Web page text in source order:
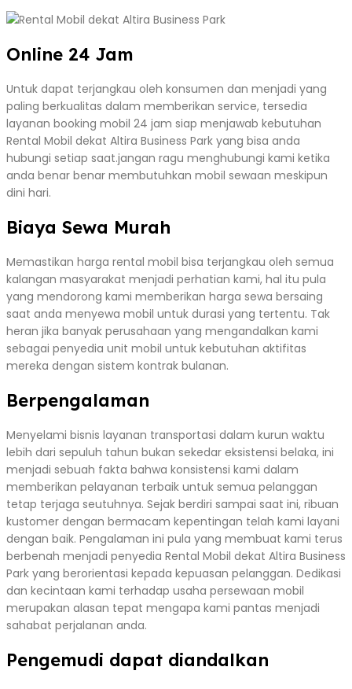
Online 24 Jam
Untuk dapat terjangkau oleh konsumen dan menjadi yang
paling berkualitas dalam memberikan service, tersedia
layanan booking mobil 24 jam siap menjawab kebutuhan
Rental Mobil dekat Altira Business Park yang bisa anda
hubungi setiap saat.jangan ragu menghubungi kami ketika
anda benar benar membutuhkan mobil sewaan meskipun
dini hari.
Biaya Sewa Murah
Memastikan harga rental mobil bisa terjangkau oleh semua
kalangan masyarakat menjadi perhatian kami, hal itu pula
yang mendorong kami memberikan harga sewa bersaing
saat anda menyewa mobil untuk durasi yang tertentu. Tak
heran jika banyak perusahaan yang mengandalkan kami
sebagai penyedia unit mobil untuk kebutuhan aktifitas
mereka dengan sistem kontrak bulanan.
Berpengalaman
Menyelami bisnis layanan transportasi dalam kurun waktu
lebih dari sepuluh tahun bukan sekedar eksistensi belaka, ini
menjadi sebuah fakta bahwa konsistensi kami dalam
memberikan pelayanan terbaik untuk semua pelanggan
tetap terjaga seutuhnya. Sejak berdiri sampai saat ini, ribuan
kustomer dengan bermacam kepentingan telah kami layani
dengan baik. Pengalaman ini pula yang membuat kami terus
berbenah menjadi penyedia Rental Mobil dekat Altira Business
Park yang berorientasi kepada kepuasan pelanggan. Dedikasi
dan kecintaan kami terhadap usaha persewaan mobil
merupakan alasan tepat mengapa kami pantas menjadi
sahabat perjalanan anda.
Pengemudi dapat diandalkan